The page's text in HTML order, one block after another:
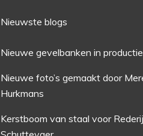
Nieuwste blogs
Nieuwe gevelbanken in productie
Nieuwe foto’s gemaakt door
Hurkmans
Kerstboom van staal voor Rederij